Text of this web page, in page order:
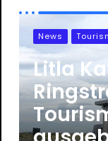
News
Litla